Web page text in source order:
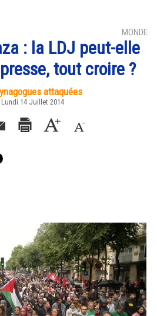
MONDE
: la LDJ peut-elle
tout croire ?
attaquées
Lundi 14 Juillet 2014